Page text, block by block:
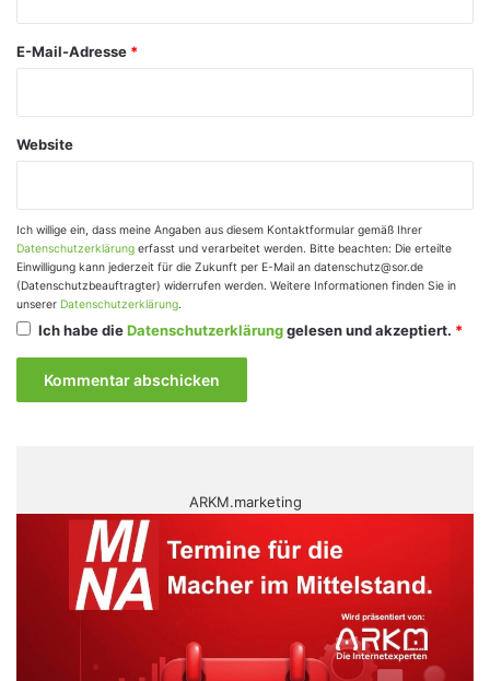
E-Mail-Adresse *
Website
Ich willige ein, dass meine Angaben aus diesem Kontaktformular gemäß Ihrer
Datenschutzerklärung erfasst und verarbeitet werden. Bitte beachten: Die erteilte
Einwilligung kann jederzeit für die Zukunft per E-Mail an datenschutz@sor.de
(Datenschutzbeauftragter) widerrufen werden. Weitere Informationen finden Sie in
unserer Datenschutzerklärung.
Ich habe dieDatenschutzerklärunggelesen und akzeptiert. *
ARKM.marketing